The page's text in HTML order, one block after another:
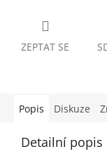
ZEPTAT SE
Popis Diskuze
Detailní